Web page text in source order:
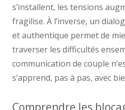
s’installent, les tensions
fragilise. À l’inverse, un
et authentique permet de
traverser les difficultés
communication de couple
s’apprend, pas à pas, avec
Comprendre les